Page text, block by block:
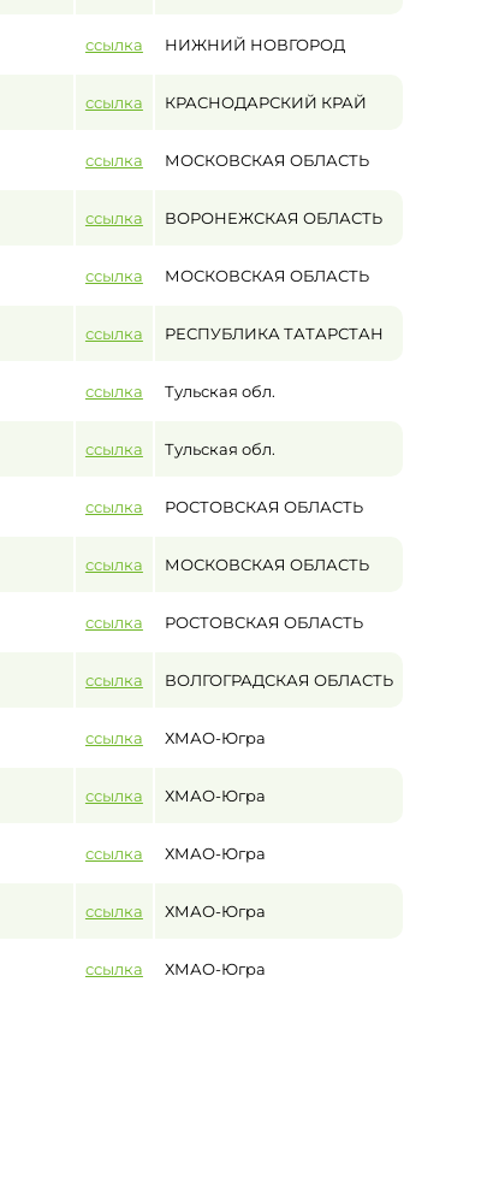
ссылка НИЖНИЙ НОВГОРОД
ссылка КРАСНОДАРСКИЙ КРАЙ
ссылка МОСКОВСКАЯ ОБЛАСТЬ
ссылка ВОРОНЕЖСКАЯ ОБЛАСТЬ
ссылка МОСКОВСКАЯ ОБЛАСТЬ
ссылка РЕСПУБЛИКА ТАТАРСТАН
ссылка Тульская обл.
ссылка Тульская обл.
ссылка РОСТОВСКАЯ ОБЛАСТЬ
ссылка МОСКОВСКАЯ ОБЛАСТЬ
ссылка РОСТОВСКАЯ ОБЛАСТЬ
ссылка ВОЛГОГРАДСКАЯ ОБЛАСТЬ
ссылка ХМАО-Югра
ссылка ХМАО-Югра
ссылка ХМАО-Югра
ссылка ХМАО-Югра
ссылка ХМАО-Югра